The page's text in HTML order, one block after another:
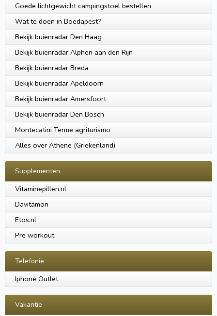
Goede lichtgewicht campingstoel bestellen
Wat te doen in Boedapest?
Bekijk buienradar Den Haag
Bekijk buienradar Alphen aan den Rijn
Bekijk buienradar Breda
Bekijk buienradar Apeldoorn
Bekijk buienradar Amersfoort
Bekijk buienradar Den Bosch
Montecatini Terme agriturismo
Alles over Athene (Griekenland)
Supplementen
Vitaminepillen.nl
Davitamon
Etos.nl
Pre workout
Telefonie
Iphone Outlet
Vakantie